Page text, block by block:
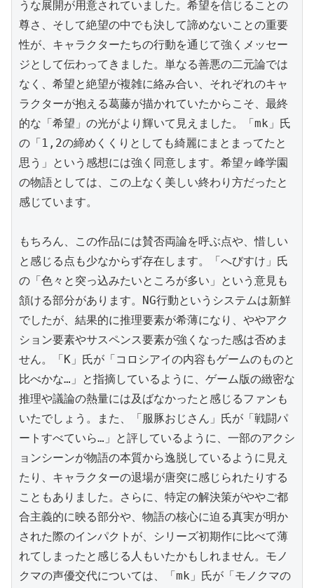
うな展開が用意されていました。希望を信じることの
尊さ、そして絶望の中でも決して諦めないことの重要
性が、キャラクターたちの行動を通じて強くメッセー
ジとして伝わってきました。単なる善悪の二元論では
なく、希望と絶望が複雑に絡み合い、それぞれのキャ
ラクターが抱える葛藤が描かれていたからこそ、最終
的な「希望」の光がより輝いて見えました。「mk」氏
の「1,2の締めくくりとしても綺麗にまとまってたと
思う」という感想には強く同意します。希望ヶ峰学園
の物語としては、この上なく美しい終わり方だったと
感じています。
もちろん、この作品には賛否両論を呼ぶ点や、惜しい
と感じる点も少なからず存在します。「へびすけ」氏
の「色々と突っ込みたいところが多い」という意見も
頷ける部分があります。NG行動というシステムは新鮮
でしたが、結果的に推理要素が希薄になり、ややアク
ション要素やサスペンス要素が強くなった感は否めま
せん。「K」氏が「コロシアイの内容もゲームのものと
比べかな…」と指摘しているように、ゲーム版の緻密な
推理や議論の熱量には及ばなかったと感じるファンも
いたでしょう。また、「服豚おじさん」氏が「戦闘パ
ートすべていら…」と評しているように、一部のアクシ
ョンシーンが物語の本質から逸脱しているように見え
たり、キャラクターの退場が唐突に感じられたりする
こともありました。さらに、特定の解決策がややご都
合主義的に映る部分や、物語の核心に迫る真実が明か
された際のインパクトが、シリーズ初期作に比べて薄
れてしまったと感じる人もいたかもしれません。モノ
クマの声優交代については、「mk」氏が「モノクマの